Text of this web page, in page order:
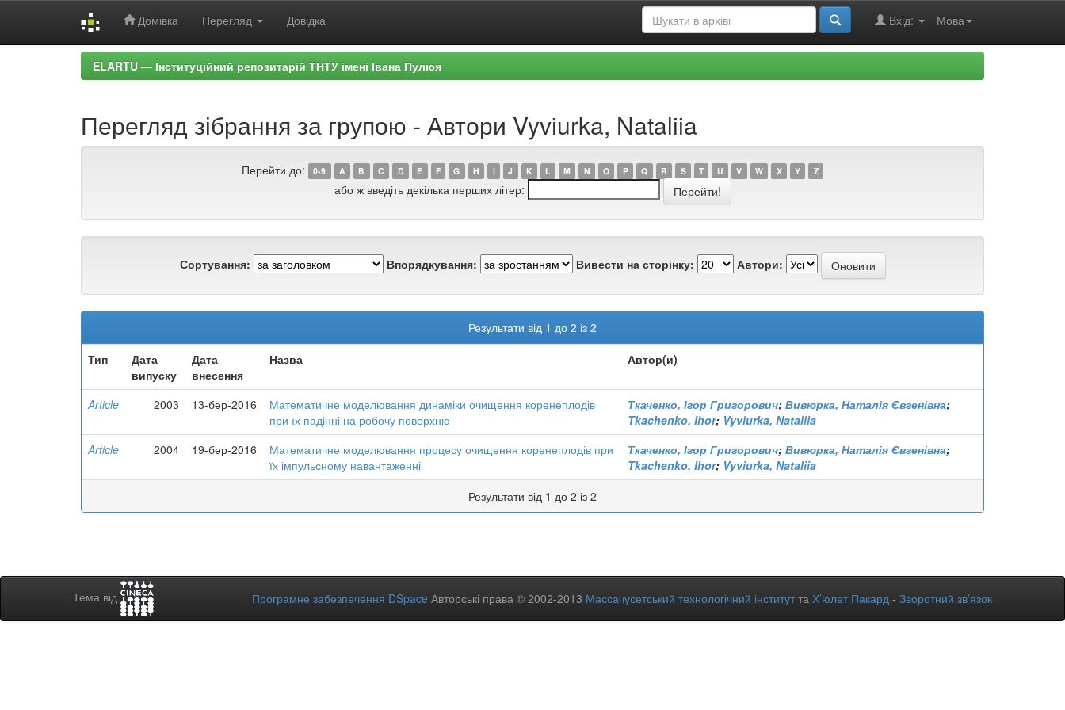
Домівка Перегляд Довідка Мова
Вхід:
ELARTU — Інституційний репозитарій ТНТУ імені Івана Пулюя
Перегляд зібрання за групою - Автори Vyviurka, Nataliia
Перейти до: 0-9 A B C D E F G H I J K L M N O P Q R S T U V W X Y Z
або ж введіть декілька перших літер:
Сортування: Впорядкування: Вивести на сторінку: Автори:
Результати від 1 до 2 із 2
Тип
Дата
випуску
Дата
внесення
Назва Автор(и)
Article 2003 13-бер-2016
Математичне моделювання динаміки очищення коренеплодів
при їх падінні на робочу поверхню
Ткаченко, Ігор Григорович; Вивюрка, Наталія Євгенівна;
Tkachenko, Ihor; Vyviurka, Nataliia
Article
2004 19-бер-2016
Математичне моделювання процесу очищення коренеплодів при
їх імпульсному навантаженні
Ткаченко, Ігор Григорович; Вивюрка, Наталія Євгенівна;
Tkachenko, Ihor; Vyviurka, Nataliia
Результати від 1 до 2 із 2
Тема від Програмне забезпечення DSpace Авторські права © 2002-2013 Массачусетський технологічний інститутта Х’юлет Пакард - Зворотний зв’язок